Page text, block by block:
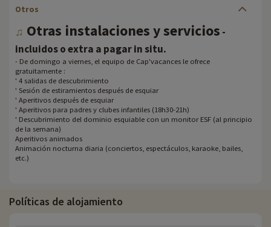
Otros
♫ Otras instalaciones y servicios -
incluidos o extra a pagar in situ.
- De domingo a viernes, el equipo de Cap'vacances le ofrece
gratuitamente :
' 4 salidas de descubrimiento
' Sesión de estiramientos después de esquiar
' Aperitivos después de esquiar
' Aperitivos para padres y clubes infantiles (18h30-21h)
' Descubrimiento del dominio esquiable con un monitor ESF (al principio
de la semana)
Aperitivos animados
Animación nocturna diaria (conciertos, espectáculos, karaoke, bailes,
etc.)
Políticas de alojamiento